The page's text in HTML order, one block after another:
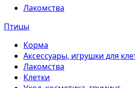
Лакомства
Птицы
Корма
Аксессуары, игрушки для
Лакомства
Клетки